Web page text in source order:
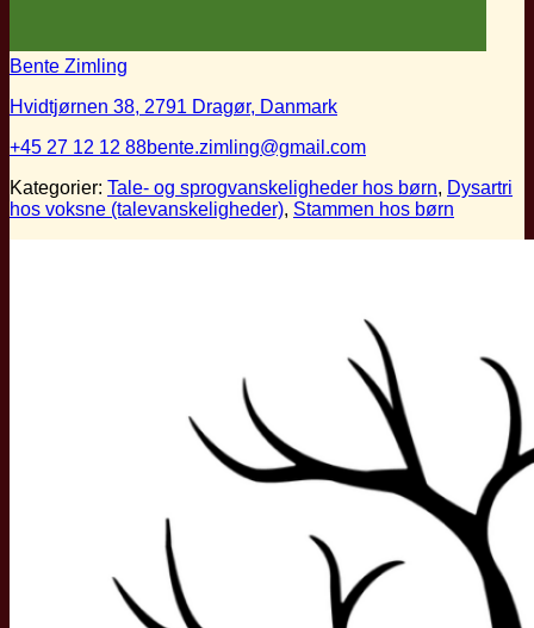
Bente Zimling
Hvidtjørnen 38, 2791 Dragør, Danmark
+45 27 12 12 88bente.zimling@gmail.com
Kategorier: Tale- og sprogvanskeligheder hos børn, Dysartri
hos voksne (talevanskeligheder), Stammen hos børn